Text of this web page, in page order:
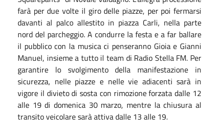
farà per due volte il giro delle piazze, per poi fermarsi
davanti al palco allestito in piazza Carli, nella parte
nord del parcheggio. A condurre la festa e a far ballare
il pubblico con la musica ci penseranno Gioia e Gianni
Manuel, insieme a tutto il team di Radio Stella FM. Per
garantire lo svolgimento della manifestazione in
sicurezza, nelle piazze e nelle vie adiacenti sarà in
vigore il divieto di sosta con rimozione forzata dalle 12
alle 19 di domenica 30 marzo, mentre la chiusura al
transito veicolare sarà attiva dalle 13 alle 19.